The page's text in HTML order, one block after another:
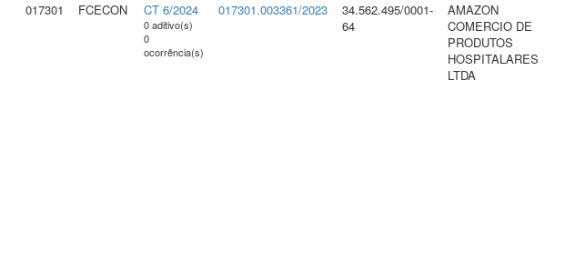
017301 FCECON CT 6/2024
0 aditivo(s)
0
ocorrência(s)
017301.003361/2023
34.562.495/0001-
64
AMAZON
COMERCIO DE
PRODUTOS
HOSPITALARES
LTDA